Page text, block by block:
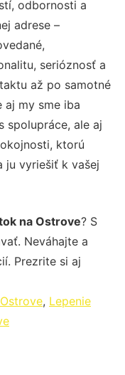
odbornosti a
adrese –
serióznosť a
až po samotné
aj my sme iba
spolupráce, ale aj
ktorú
ju vyriešiť k vašej
na Ostrove? S
Neváhajte a
Prezrite si aj
, Lepenie